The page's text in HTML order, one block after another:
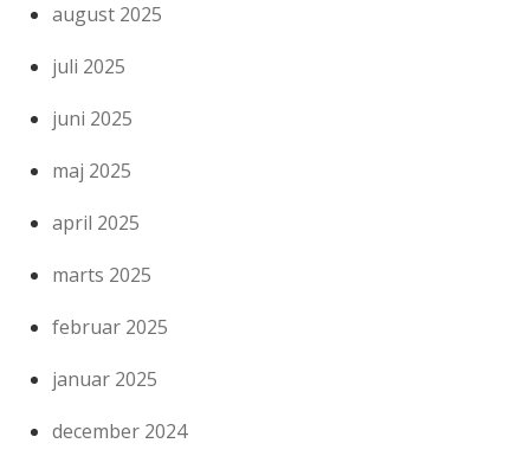
august 2025
juli 2025
juni 2025
maj 2025
april 2025
marts 2025
februar 2025
januar 2025
december 2024